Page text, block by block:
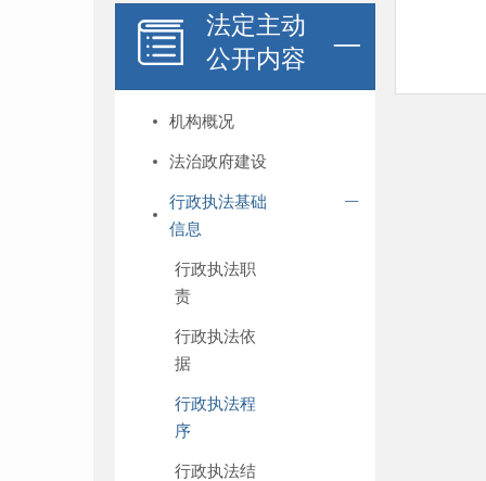
法定主动
公开内容
机构概况
法治政府建设
行政执法基础
信息
行政执法职
责
行政执法依
据
行政执法程
序
行政执法结